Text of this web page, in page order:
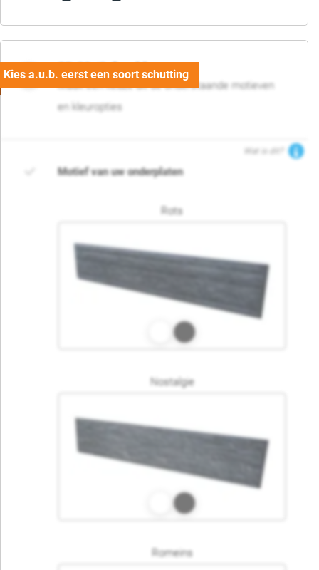
02. Motief en kleur
Maak een keuze uit de onderstaande motieven
en kleuropties
Wat is dit?
Motief van uw onderplaten
Rots
Nostalgie
Romeins